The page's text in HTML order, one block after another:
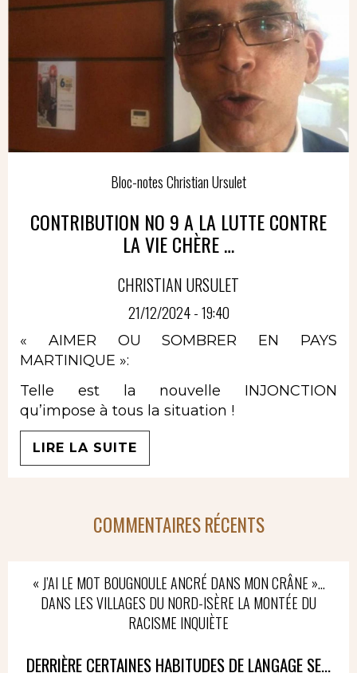
Bloc-notes Christian Ursulet
CONTRIBUTION NO 9 A LA LUTTE CONTRE
LA VIE CHÈRE …
CHRISTIAN URSULET
21/12/2024 - 19:40
« AIMER OU SOMBRER EN PAYS
MARTINIQUE »:
Telle est la nouvelle INJONCTION
qu’impose à tous la situation !
LIRE LA SUITE
COMMENTAIRES RÉCENTS
« J’AI LE MOT BOUGNOULE ANCRÉ DANS MON CRÂNE »…
DANS LES VILLAGES DU NORD-ISÈRE LA MONTÉE DU
RACISME INQUIÈTE
DERRIÈRE CERTAINES HABITUDES DE LANGAGE SE...